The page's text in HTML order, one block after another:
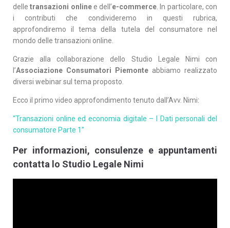
delletransazioni onlinee dell’e-commerce . In particolare, con
i contributi che condivideremo in questi rubrica,
approfondiremo il tema della tutela del consumatore nel
mondo delle transazioni online.
Grazie alla collaborazione dello Studio Legale Nimi con
l’Associazione Consumatori Piemonte abbiamo realizzato
diversi webinar sul tema proposto.
Ecco il primo video approfondimento tenuto dall’Avv. Nimi:
“Transazioni online ed economia digitale – I Dati personali del
consumatore Parte 1”
Per informazioni, consulenze e appuntamenti
contatta lo Studio Legale Nimi